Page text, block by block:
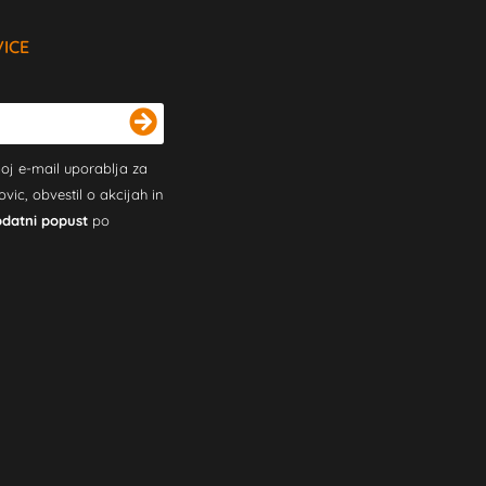
e-mail uporablja za
obvestil o akcijah in
popust po